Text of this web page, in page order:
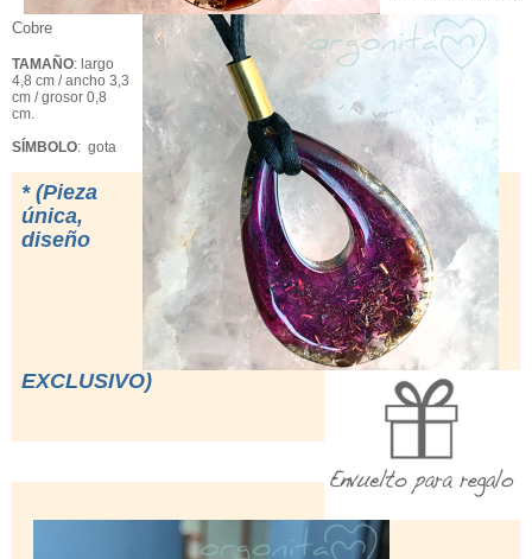
Cobre
TAMAÑO: largo
4,8 cm / ancho 3,3
cm / grosor 0,8
cm.
SÍMBOLO: gota
* (Pieza
única,
diseño
EXCLUSIVO)